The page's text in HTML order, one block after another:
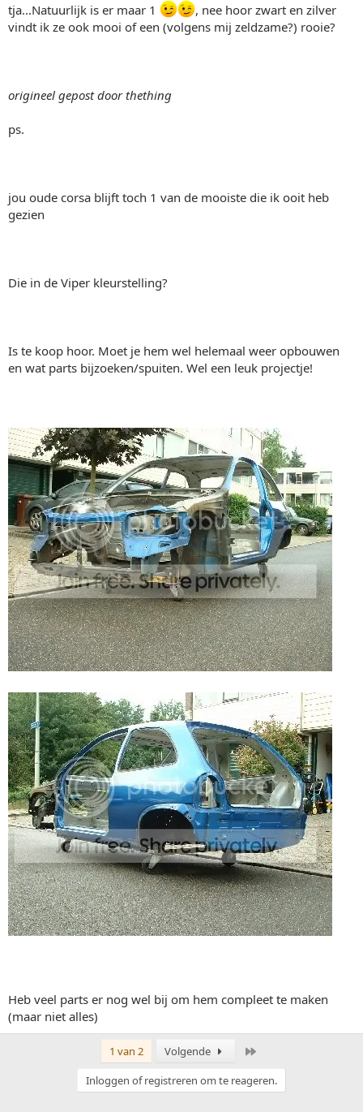
tja...Natuurlijk is er maar 1
, nee hoor zwart en zilver
vindt ik ze ook mooi of een (volgens mij zeldzame?) rooie?
origineel gepost door thething
ps.
jou oude corsa blijft toch 1 van de mooiste die ik ooit heb
gezien
Die in de Viper kleurstelling?
Is te koop hoor. Moet je hem wel helemaal weer opbouwen
en wat parts bijzoeken/spuiten. Wel een leuk projectje!
Heb veel parts er nog wel bij om hem compleet te maken
(maar niet alles)
1 van 2 Volgende
Inloggen of registreren om te reageren.